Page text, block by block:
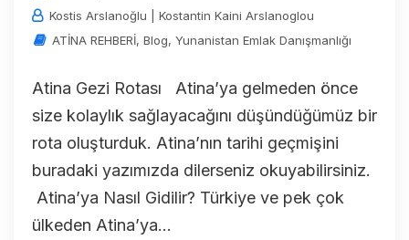
Kostis Arslanoğlu | Kostantin Kaini Arslanoglou
ATİNA REHBERİ, Blog, Yunanistan Emlak Danışmanlığı
Atina Gezi Rotası Atina’ya gelmeden önce
size kolaylık sağlayacağını düşündüğümüz bir
rota oluşturduk. Atina’nın tarihi geçmişini
buradaki yazımızda dilerseniz okuyabilirsiniz.
Atina’ya Nasıl Gidilir? Türkiye ve pek çok
ülkeden Atina’ya...